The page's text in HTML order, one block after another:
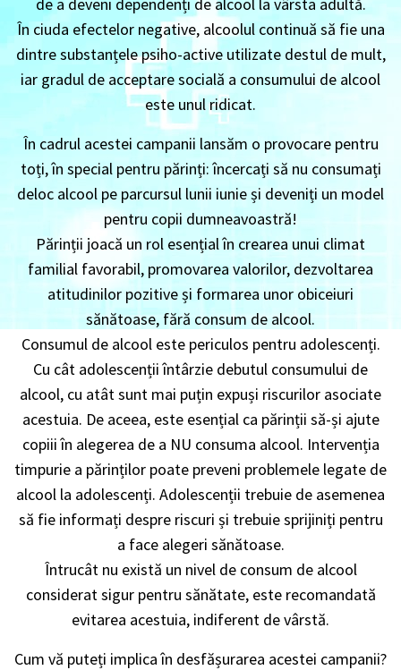
În ciuda efectelor negative, alcoolul continuă să fie una
dintre substanțele psiho-active utilizate destul de mult,
iar gradul de acceptare socială a consumului de alcool
este unul ridicat.
În cadrul acestei campanii lansăm o provocare pentru
toți, în special pentru părinți: încercați să nu consumați
deloc alcool pe parcursul lunii iunie și deveniți un model
pentru copii dumneavoastră!
Părinții joacă un rol esențial în crearea unui climat
familial favorabil, promovarea valorilor, dezvoltarea
atitudinilor pozitive și formarea unor obiceiuri
sănătoase, fără consum de alcool.
Consumul de alcool este periculos pentru adolescenți.
Cu cât adolescenții întârzie debutul consumului de
alcool, cu atât sunt mai puțin expuși riscurilor asociate
acestuia. De aceea, este esențial ca părinții să-și ajute
copiii în alegerea de a NU consuma alcool. Intervenția
timpurie a părinților poate preveni problemele legate de
alcool la adolescenți. Adolescenții trebuie de asemenea
să fie informați despre riscuri și trebuie sprijiniți pentru
a face alegeri sănătoase.
Întrucât nu există un nivel de consum de alcool
considerat sigur pentru sănătate, este recomandată
evitarea acestuia, indiferent de vârstă.
Cum vă puteți implica în desfășurarea acestei campanii?